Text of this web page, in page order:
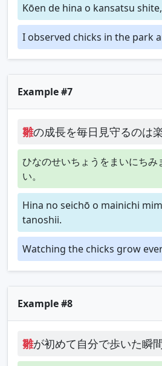
Kōen de hina o kansatsu
I observed chicks in the park
Example #7
雛の成長を毎日見守るのは楽
ひなのせいちょうをまいにちみ
い。
Hina no seichō o mainichi
tanoshii.
Watching the chicks grow
Example #8
雛が初めて自分で歩いた瞬間